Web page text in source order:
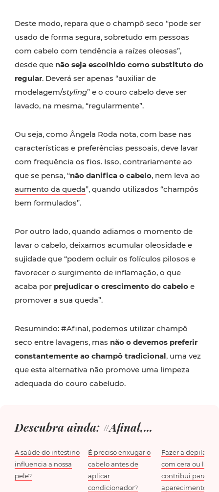
Deste modo, repara que o champô seco “pode ser
usado de forma segura, sobretudo em pessoas
com cabelo com tendência a raízes oleosas”,
desde que não seja escolhido como substituto do
regular. Deverá ser apenas “auxiliar de
modelagem/styling” e o couro cabelo deve ser
lavado, na mesma, “regularmente”.
Ou seja, como Ângela Roda nota, com base nas
características e preferências pessoais, deve lavar
com frequência os fios. Isso, contrariamente ao
que se pensa, “não danifica o cabelo, nem leva ao
aumento da queda”, quando utilizados “champôs
bem formulados”.
Por outro lado, quando adiamos o momento de
lavar o cabelo, deixamos acumular oleosidade e
sujidade que “podem ocluir os folículos pilosos e
favorecer o surgimento de inflamação, o que
acaba por prejudicar o crescimento do cabelo e
promover a sua queda”.
Resumindo: #Afinal, podemos utilizar champô
seco entre lavagens, mas não o devemos preferir
constantemente ao champô tradicional, uma vez
que esta alternativa não promove uma limpeza
adequada do couro cabeludo.
Descubra ainda: #Afinal,...
A saúde do intestino
influencia a nossa
pele?
É preciso enxugar o
cabelo antes de
aplicar
condicionador?
Fazer a depilação
com cera ou
contribui para o
aparecimento de